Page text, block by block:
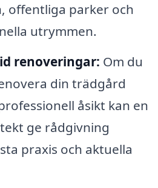
offentliga parker och
utrymmen.
renoveringar: Om du
din trädgård
åsikt kan en
ge rådgivning
praxis och aktuella